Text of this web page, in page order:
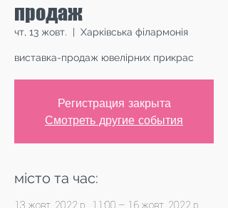
продаж
чт, 13 жовт. Харківська філармонія
виставка-продаж ювелірних прикрас
Регистрация закрыта
Смотреть другие события
місто та час:
13 жовт. 2022 р., 11:00 – 16 жовт. 2022 р.,